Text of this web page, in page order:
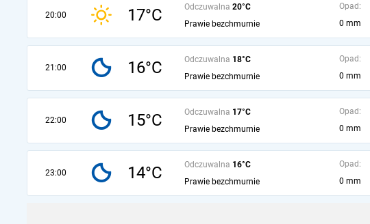
20:00 17°C Odczuwalna 20°C
Prawie bezchmurnie
Opad:
0 mm
21:00 16°C Odczuwalna 18°C
Prawie bezchmurnie
Opad:
0 mm
22:00 15°C Odczuwalna 17°C
Prawie bezchmurnie
Opad:
0 mm
23:00 14°C Odczuwalna 16°C
Prawie bezchmurnie
Opad:
0 mm